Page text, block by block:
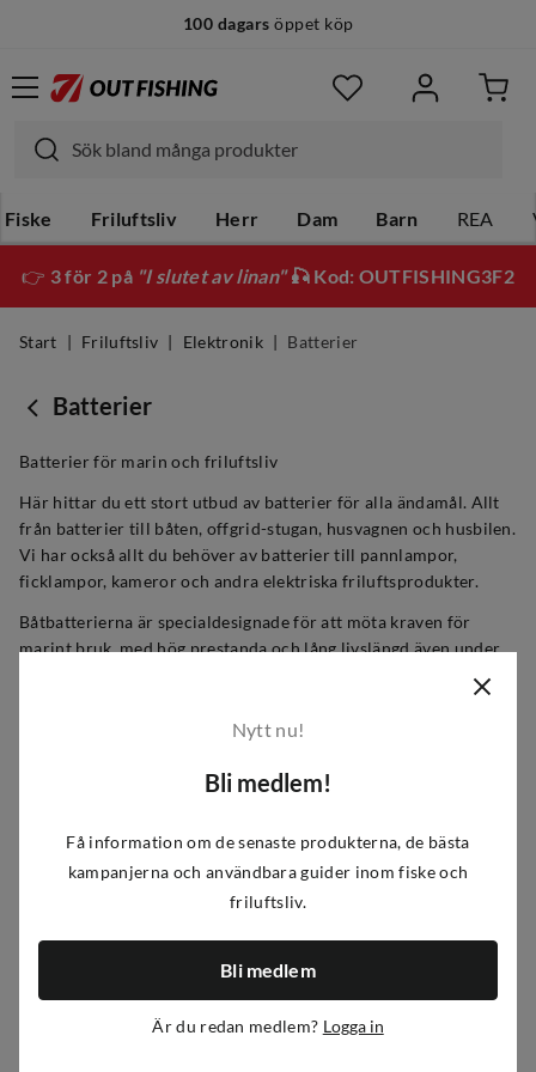
100 dagars öppet köp
Fiske Friluftsliv Herr Dam Barn REA
👉 3 för 2 på "I slutet av linan"🎣 Kod: OUTFISHING3F2
Start Friluftsliv Elektronik Batterier
Batterier
Batterier för marin och friluftsliv
Här hittar du ett stort utbud av batterier för alla ändamål. Allt
från batterier till båten, offgrid-stugan, husvagnen och husbilen.
Vi har också allt du behöver av batterier till pannlampor,
ficklampor, kameror och andra elektriska friluftsprodukter.
Båtbatterierna är specialdesignade för att möta kraven för
marint bruk, med hög prestanda och lång livslängd även under
Li-ion-batterier
Uppladdningsbara batterier
Vi hoppas att du hittar det du letar efter i vårt sortiment av
batterier och laddare!
Nytt nu!
Bli medlem!
Få information om de senaste produkterna, de bästa
kampanjerna och användbara guider inom fiske och
friluftsliv.
Bli medlem
Är du redan medlem? Logga in